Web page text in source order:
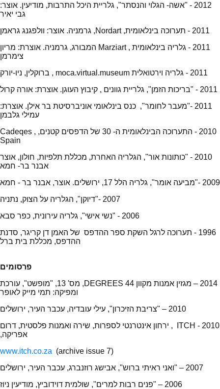
2012 - "אשה- הגלוי והנסתר", גלריית היכל התרבות, מודיעין. אוצר:
גבי יאיר
2011 - תערוכה בינלאומית, Nordart, גרמניה. אוצר: וולפגנג גראמן
2011 - גלריה בינלאומית , Marziart המבורג, גרמניה. אוצרת: מריון
צימרמן
2011 - גלריה וירטואלית moca.virtual.museum , ברוקלין, ניו-יורק
2011 - "בריכות הזמן", גלריית גוונים , קיבוץ העוגן. אוצרת: אורה קרול
2011 -"מעבר לחומר", כנס בינלאומי אוניברסיטת בר אילן. אוצרת:
עמילי גלבמן
2010 - התערוכה הבינלאומית ה- 30 של הדפסים קטנים, Cadeqes ,
Spain
2010 - "כותונות אור", הגלריה האחרת, מכללת תלפיות, חולון, אוצר
אבנר בר- חמא
2009 -"מביעה אומר", גלריה הלל 17, ירושלים. אוצר, אבנר בר - חמא
2007 -"דיוקן", הגלריה על הצוק, נתניה
2006 - "נשי אישי", גלריה עירונית, כפר סבא
1996 - תערוכה לרגל השקת ספר ההדפס של האמן דן קריגר, סדנת
ההדפס, מכללת בית ברל
פרסומים
2014 – מגזין אמנות מקוון 44 DEGREES, מס' 13, "מופשט", עורכת
ומפיקה: תמי מייק לאופר
2010 – "צריבת הזיכרון", עילי עובדיה, עכבר העיר, ירושלים
2010 - ITCH , ירחון אינטרנטי לספרות, שירה ואמנות פלסטית, דרום
אפריקה,
www.itch.co.za (archive issue 7)
2007 – "ואני ראיתי ברוש", אבישג רוזנברג, עכבר העיר, ירושלים
2006 – "פנים רבות למרים", שולמית דוידוביץ, מודיעין ניוז